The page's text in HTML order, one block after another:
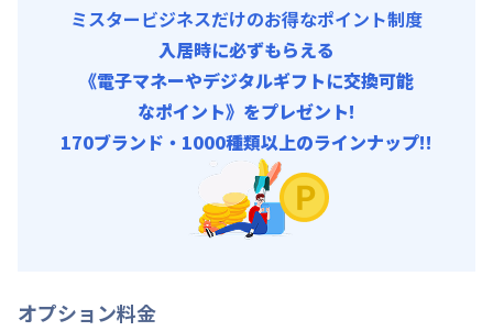
ミスタービジネスだけのお得なポイント制度
入居時に必ずもらえる
《電子マネーやデジタルギフトに交換可能
なポイント》をプレゼント!
170ブランド・1000種類以上のラインナップ!!
オプション料金